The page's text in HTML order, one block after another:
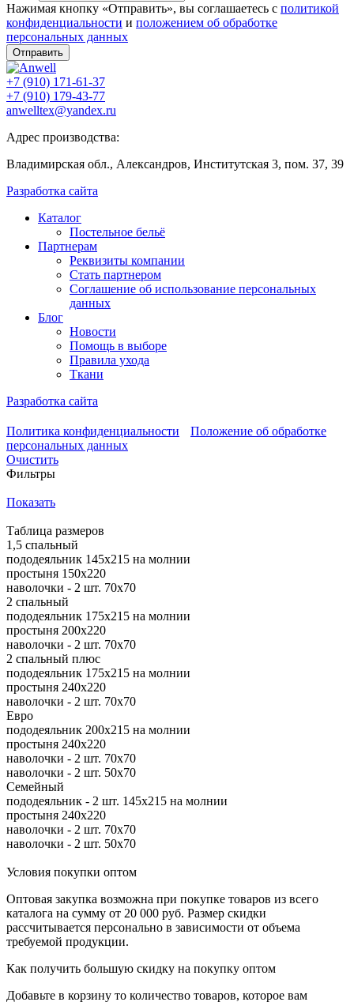
Нажимая кнопку «Отправить», вы соглашаетесь с политикой
конфиденциальности и положением об обработке
персональных данных
Отправить
+7 (910) 171-61-37
+7 (910) 179-43-77
anwelltex@yandex.ru
Адрес производства:
Владимирская обл., Александров, Институтская 3, пом. 37, 39
Разработка сайта
Каталог
Постельное бельё
Партнерам
Реквизиты компании
Стать партнером
Соглашение об использование персональных
данных
Блог
Новости
Помощь в выборе
Правила ухода
Ткани
Разработка сайта
Политика конфиденциальности
Положение об обработке
персональных данных
Очистить
Фильтры
Показать
Таблица размеров
1,5 спальный
пододеяльник 145х215 на молнии
простыня 150х220
наволочки - 2 шт. 70х70
2 спальный
пододеяльник 175х215 на молнии
простыня 200х220
наволочки - 2 шт. 70х70
2 спальный плюс
пододеяльник 175х215 на молнии
простыня 240х220
наволочки - 2 шт. 70х70
Евро
пододеяльник 200х215 на молнии
простыня 240х220
наволочки - 2 шт. 70х70
наволочки - 2 шт. 50х70
Семейный
пододеяльник - 2 шт. 145х215 на молнии
простыня 240х220
наволочки - 2 шт. 70х70
наволочки - 2 шт. 50х70
Условия покупки оптом
Оптовая закупка возможна при покупке товаров из всего
каталога на сумму от 20 000 руб. Размер скидки
рассчитывается персонально в зависимости от объема
требуемой продукции.
Как получить большую скидку на покупку оптом
Добавьте в корзину то количество товаров, которое вам